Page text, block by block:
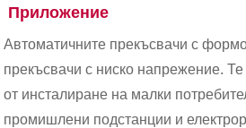
Приложение
Автоматичните прекъсвачи с
прекъсвачи с ниско напрежение.
от инсталиране на малки
промишлени подстанции и